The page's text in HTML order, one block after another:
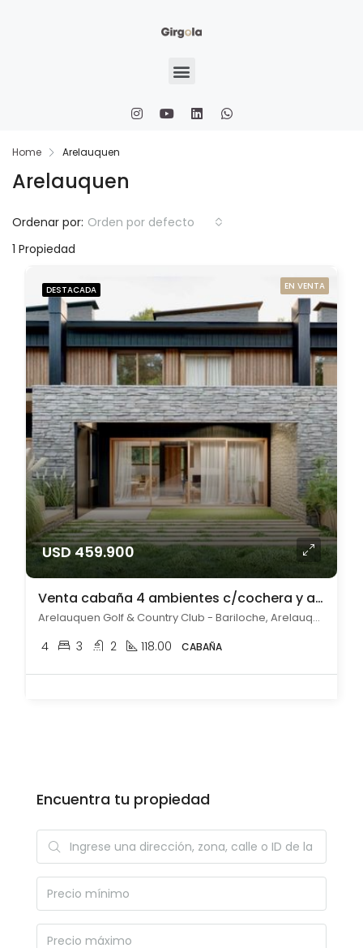
Home Arelauquen
Arelauquen
1 Propiedad
Ordenar por: Orden por defecto
DESTACADA EN VENTA
USD 459.900
Venta cabaña 4 ambientes c/cochera y amenitites Arelauquen Bariloche
Arelauquen Golf & Country Club - Bariloche, Arelauquen, Bariloche
4 3 2 118.00 CABAÑA
Encuentra tu propiedad